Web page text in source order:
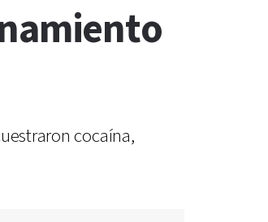
cocaína,